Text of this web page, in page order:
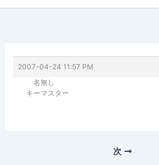
ス
2007-04-24 11:57 PM
名無し
キーマスター
次